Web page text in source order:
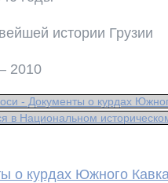
истории Грузии
2010
- Документы о курдах
в Национальном
о курдах Южного